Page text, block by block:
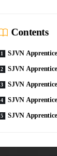
Contents
SJVN Apprentice
SJVN
SJVN
SJVN Apprentice
SJVN